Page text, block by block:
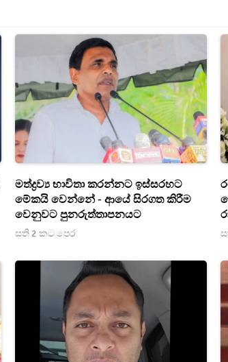
මත්ද්‍රව්‍ය භාවිතා කරන්නට ඉස්සරහට
මේකයි වෙන්නේ - ආයේ සිරගත කිරීම
වෙනුවට පුනරුත්තාපනයට
සති 2 කට පෙර